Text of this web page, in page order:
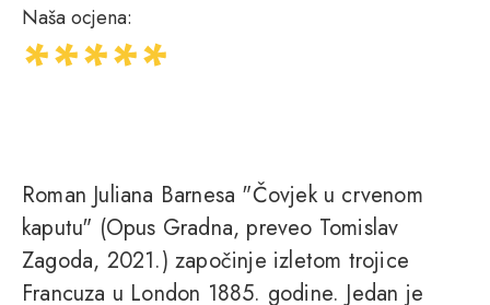
Naša ocjena:
Roman Juliana Barnesa "Čovjek u crvenom
kaputu" (Opus Gradna, preveo Tomislav
Zagoda, 2021.) započinje izletom trojice
Francuza u London 1885. godine. Jedan je